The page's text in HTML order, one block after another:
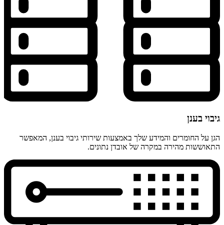
גיבוי בענן
הגן על החומרים והמידע שלך באמצעות שירותי גיבוי בענן, המאפשר
התאוששות מהירה במקרה של אובדן נתונים.